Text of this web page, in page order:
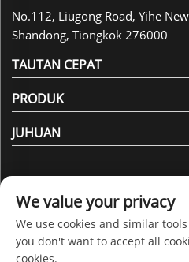
No.112, Liugong Road, Yihe
Shandong, Tiongkok 276000
TAUTAN CEPAT
PRODUK
JUHUAN
Ikuti
We value your privacy
We use cookies and similar
you don't want to accept all
cookies.